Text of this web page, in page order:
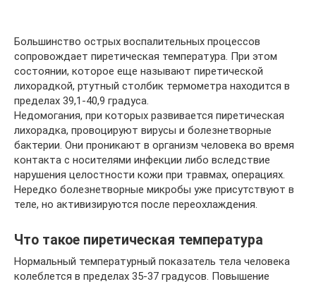
Большинство острых воспалительных процессов
сопровождает пиретическая температура. При этом
состоянии, которое еще называют пиретической
лихорадкой, ртутный столбик термометра находится в
пределах 39,1-40,9 градуса.
Недомогания, при которых развивается пиретическая
лихорадка, провоцируют вирусы и болезнетворные
бактерии. Они проникают в организм человека во время
контакта с носителями инфекции либо вследствие
нарушения целостности кожи при травмах, операциях.
Нередко болезнетворные микробы уже присутствуют в
теле, но активизируются после переохлаждения.
Что такое пиретическая температура
Нормальный температурный показатель тела человека
колеблется в пределах 35-37 градусов. Повышение